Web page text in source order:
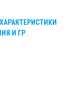
И ГР